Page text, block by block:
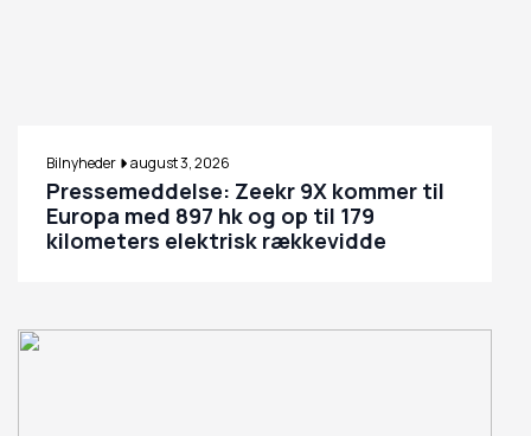
Bilnyheder august 3, 2026
Pressemeddelse: Zeekr 9X kommer til
Europa med 897 hk og op til 179
kilometers elektrisk rækkevidde